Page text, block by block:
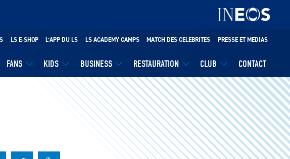
FANS KIDS BUSINESS RESTAURATION CLUB CONTACT
LS E-SHOP L’APP DU LS LS ACADEMY CAMPS MATCH DES CELEBRITES PRESSE ET MEDIAS